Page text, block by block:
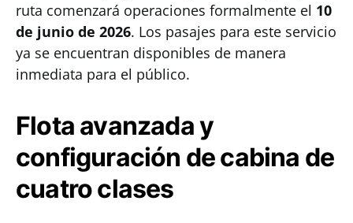
ruta comenzará operaciones formalmente el 10
de junio de 2026. Los pasajes para este servicio
ya se encuentran disponibles de manera
inmediata para el público.
Flota avanzada y
configuración de cabina de
cuatro clases